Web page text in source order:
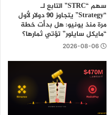
سهم “STRC” التابع لـ
“Strategy” يتجاوز 90 دولار لأول
مرة منذ يونيو: هل بدأت خطة
“مايكل سايلور” تؤتي ثمارها؟
2026-08-06